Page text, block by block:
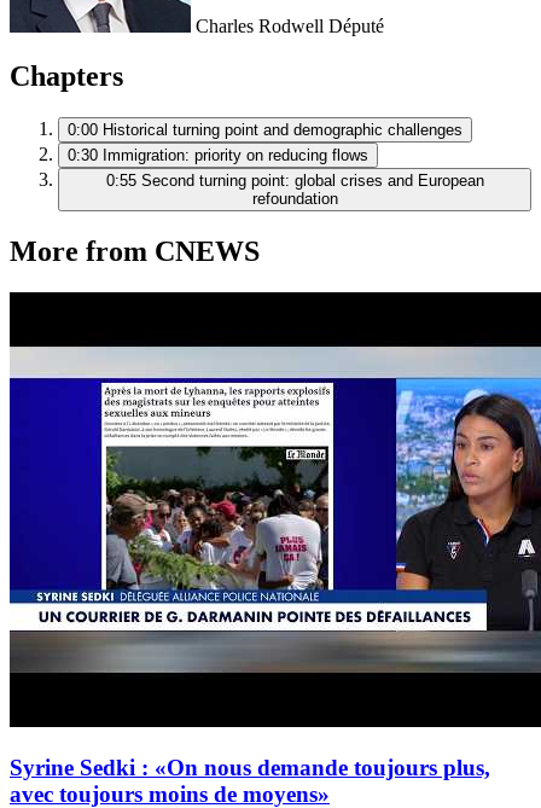
Charles Rodwell Député
Chapters
0:00 Historical turning point and demographic challenges
0:30 Immigration: priority on reducing flows
0:55 Second turning point: global crises and European
refoundation
More from CNEWS
Syrine Sedki : «On nous demande toujours plus,
avec toujours moins de moyens»